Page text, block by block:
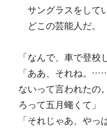
サングラスをして
どこの芸能人だ。
「なんで、車で登校
「ああ、それね。
ないって言われたの
ろって五月蠅くて」
「それじゃあ、やっ